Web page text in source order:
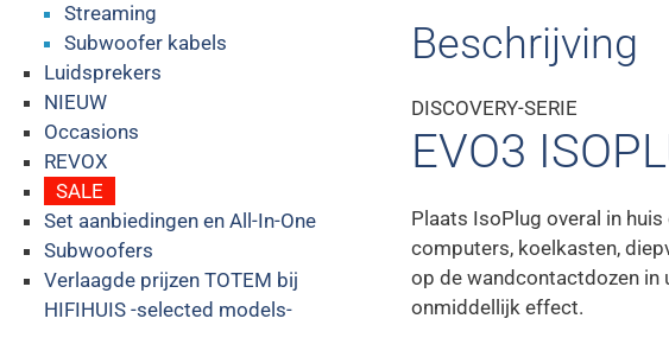
Streaming
Subwoofer kabels
Luidsprekers
NIEUW
Occasions
REVOX
SALE
Set aanbiedingen en All-In-One
Subwoofers
Verlaagde prijzen TOTEM bij
HIFIHUIS -selected models-
Beschrijving
DISCOVERY-SERIE
EVO3
Plaats IsoPlug overal in
computers, koelkasten,
op de wandcontactdozen in
onmiddellijk effect.